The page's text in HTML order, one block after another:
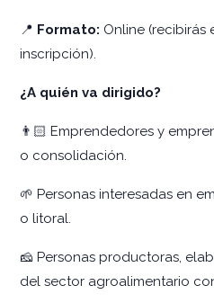
📍 Formato: Online (recibirás
inscripción).
¿A quién va dirigido?
👨🏻 Emprendedores y
o consolidación.
🌱 Personas interesadas en
o litoral.
🧀 Personas productoras,
del sector agroalimentario